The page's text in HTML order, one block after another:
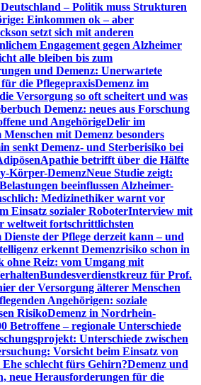
– Politik muss Strukturen
Einkommen ok – aber
setzt sich mit anderen
Engagement gegen Alzheimer
alle bleiben bis zum
und Demenz: Unerwartete
die PflegepraxisDemenz im
Versorgung so oft scheitert und was
Demenz: neues aus Forschung
und AngehörigeDelir im
mit Demenz besonders
senkt Demenz- und Sterberisiko bei
Apathie betrifft über die Hälfte
Körper-DemenzNeue Studie zeigt:
beeinflussen Alzheimer-
Medizinethiker warnt vor
Einsatz sozialer RoboterInterview mit
weltweit fortschrittlichsten
der Pflege derzeit kann – und
erkennt Demenzrisiko schon in
ohne Reiz: vom Umgang mit
Bundesverdienstkreuz für Prof.
der Versorgung älterer Menschen
Angehörigen: soziale
RisikoDemenz in Nordrhein-
Betroffene – regionale Unterschiede
Unterschiede zwischen
Vorsicht beim Einsatz von
Ehe schlecht fürs Gehirn?Demenz und
neue Herausforderungen für die